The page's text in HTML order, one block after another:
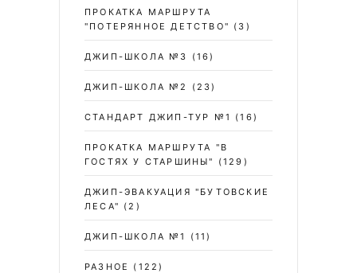
ПРОКАТКА МАРШРУТА
"ПОТЕРЯННОЕ ДЕТСТВО" (3)
ДЖИП-ШКОЛА №3 (16)
ДЖИП-ШКОЛА №2 (23)
СТАНДАРТ ДЖИП-ТУР №1 (16)
ПРОКАТКА МАРШРУТА "В
ГОСТЯХ У СТАРШИНЫ"
(129)
ДЖИП-ЭВАКУАЦИЯ "БУТОВСКИЕ
ЛЕСА" (2)
ДЖИП-ШКОЛА №1 (11)
РАЗНОЕ (122)